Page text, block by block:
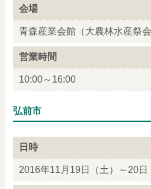
会場
青森産業会館（大農林水産祭会
営業時間
10:00～16:00
弘前市
日時
2016年11月19日（土）～20日